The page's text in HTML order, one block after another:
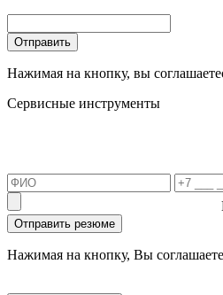
Отправить
Нажимая на кнопку, вы
Сервисные инструменты
Отправить резюме
Нажимая на кнопку, Вы